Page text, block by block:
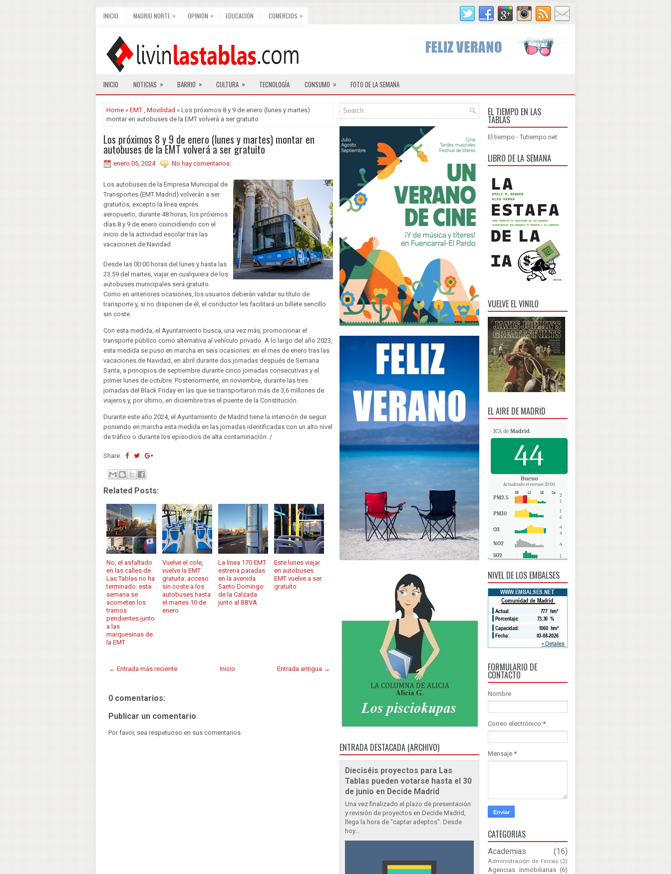
INICIO MADRID NORTE » OPINIÓN » EDUCACIÓN COMERCIOS »
INICIO NOTICIAS » BARRIO » CULTURA » TECNOLOGÍA CONSUMO » FOTO DE LA SEMANA
Home » EMT , Movilidad » Los próximos 8 y 9 de enero (lunes y martes)
montar en autobuses de la EMT volverá a ser gratuito
Los próximos 8 y 9 de enero (lunes y martes) montar en
autobuses de la EMT volverá a ser gratuito
enero 05, 2024 No hay comentarios:
Los autobuses de la Empresa Municipal de
Transportes (EMT Madrid) volverán a ser
gratuitos, excepto la línea exprés
aeropuerto, durante 48 horas, los próximos
días 8 y 9 de enero coincidiendo con el
inicio de la actividad escolar tras las
vacaciones de Navidad.
Desde las 00:00 horas del lunes y hasta las
23:59 del martes, viajar en cualquiera de los
autobuses municipales será gratuito.
Como en anteriores ocasiones, los usuarios deberán validar su título de
transporte y, si no disponen de él, el conductor les facilitará un billete sencillo
sin coste.
Con esta medida, el Ayuntamiento busca, una vez más, promocionar el
transporte público como alternativa al vehículo privado. A lo largo del año 2023,
esta medida se puso en marcha en seis ocasiones: en el mes de enero tras las
vacaciones de Navidad, en abril durante dos jornadas después de Semana
Santa, a principios de septiembre durante cinco jornadas consecutivas y el
primer lunes de octubre. Posteriormente, en noviembre, durante las tres
jornadas del Black Friday en las que se transportaron más de 3,6 millones de
viajeros y, por último, en diciembre tras el puente de la Constitución.
Durante este año 2024, el Ayuntamiento de Madrid tiene la intención de seguir
poniendo en marcha esta medida en las jornadas identificadas con un alto nivel
de tráfico o durante los episodios de alta contaminación. /
Share:
Related Posts:
No, el asfaltado
en las calles de
Las Tablas no ha
terminado: esta
semana se
acometen los
tramos
pendientes junto
a las
marquesinas de
la EMT
Vuelve el cole,
vuelve la EMT
gratuita: acceso
sin coste a los
autobuses hasta
el martes 10 de
enero
La línea 170 EMT
estrena paradas
en la avenida
Santo Domingo
de la Calzada
junto al BBVA
Este lunes viajar
en autobuses
EMT vuelve a ser
gratuito
← Entrada más reciente Entrada antigua →
Inicio
0 comentarios:
Publicar un comentario
Por favor, sea respetuoso en sus comentarios.
ENTRADA DESTACADA (ARCHIVO)
Dieciséis proyectos para Las
Tablas pueden votarse hasta el 30
de junio en Decide Madrid
Una vez finalizado el plazo de presentación
y revisión de proyectos en Decide Madrid,
llega la hora de "captar adeptos". Desde
hoy...
EL TIEMPO EN LAS
TABLAS
El tiempo - Tutiempo.net
LIBRO DE LA SEMANA
VUELVE EL VINILO
EL AIRE DE MADRID
ICA de Madrid.
44
Bueno
Actualizado el viernes 20:00
PM2.5
2
1
PM10
1
6
O3
4
4
NO2 4
SO2 1
NIVEL DE LOS EMBALSES
FORMULARIO DE
CONTACTO
Nombre
Correo electrónico *
Mensaje *
CATEGORIAS
Academias (16)
Administración de Fincas (2)
Agencias Inmobiliarias (6)